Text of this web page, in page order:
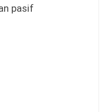
pasif